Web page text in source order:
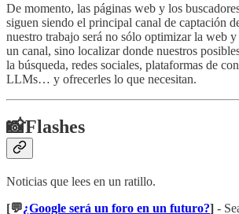
De momento, las páginas web y los
siguen siendo el principal canal de captación
nuestro trabajo será no sólo optimizar la web
un canal, sino localizar donde nuestros
la búsqueda, redes sociales, plataformas de
LLMs… y ofrecerles lo que necesitan.
📸Flashes
Noticias que lees en un ratillo.
[💬¿Google será un foro en un futuro?] -